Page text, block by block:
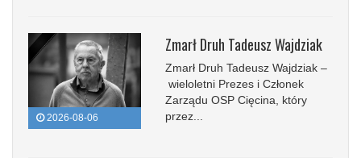
2026-08-06
Zmarł Druh Tadeusz Wajdziak
Zmarł Druh Tadeusz Wajdziak –
wieloletni Prezes i Członek
Zarządu OSP Cięcina, który
przez...